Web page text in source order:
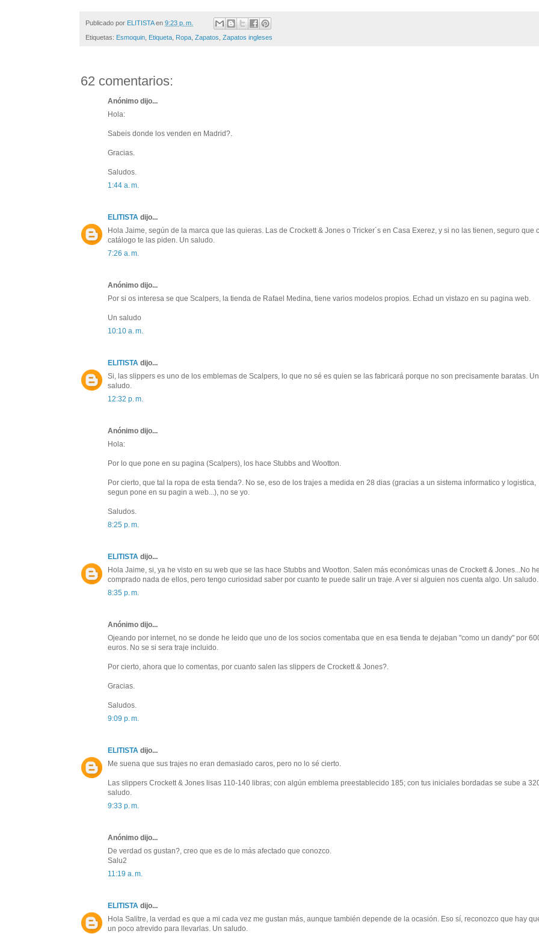
Publicado por ELITISTA en 9:23 p. m.
Etiquetas: Esmoquin Etiqueta Ropa Zapatos Zapatos ingleses
62 comentarios:
Anónimo dijo...
Hola:
Sabeis donde los venden en Madrid?.
Gracias.
Saludos.
1:44 a. m.
ELITISTA dijo...
Hola Jaime, según de la marca que las quieras. Las de Crockett & Jones o Tricker´s en Casa Exerez, y si no las tienen, seguro que
catálogo te las piden. Un saludo.
7:26 a. m.
Anónimo dijo...
Por si os interesa se que Scalpers, la tienda de Rafael Medina, tiene varios modelos propios. Echad un vistazo en su pagina web.
Un saludo
10:10 a. m.
ELITISTA dijo...
Si, las slippers es uno de los emblemas de Scalpers, lo que no sé es quien se las fabricará porque no son precisamente baratas. Un
saludo.
12:32 p. m.
Anónimo dijo...
Hola:
Por lo que pone en su pagina (Scalpers), los hace Stubbs and Wootton.
Por cierto, que tal la ropa de esta tienda?. No se, eso de los trajes a medida en 28 dias (gracias a un sistema informatico y logistica,
segun pone en su pagin a web...), no se yo.
Saludos.
8:25 p. m.
ELITISTA dijo...
Hola Jaime, si, ya he visto en su web que se las hace Stubbs and Wootton. Salen más económicas unas de Crockett & Jones...No he
comprado nada de ellos, pero tengo curiosidad saber por cuanto te puede salir un traje. A ver si alguien nos cuenta algo. Un saludo.
8:35 p. m.
Anónimo dijo...
Ojeando por internet, no se donde he leido que uno de los socios comentaba que en esa tienda te dejaban "como un dandy" por
euros. No se si sera traje incluido.
Por cierto, ahora que lo comentas, por cuanto salen las slippers de Crockett & Jones?.
Gracias.
Saludos.
9:09 p. m.
ELITISTA dijo...
Me suena que sus trajes no eran demasiado caros, pero no lo sé cierto.
Las slippers Crockett & Jones lisas 110-140 libras; con algún emblema preestablecido 185; con tus iniciales bordadas se sube a
saludo.
9:33 p. m.
Anónimo dijo...
De verdad os gustan?, creo que es de lo más afectado que conozco.
Salu2
11:19 a. m.
ELITISTA dijo...
Hola Salitre, la verdad es que a mi cada vez me gustan más, aunque también depende de la ocasión. Eso sí, reconozco que hay
un poco atrevido para llevarlas. Un saludo.